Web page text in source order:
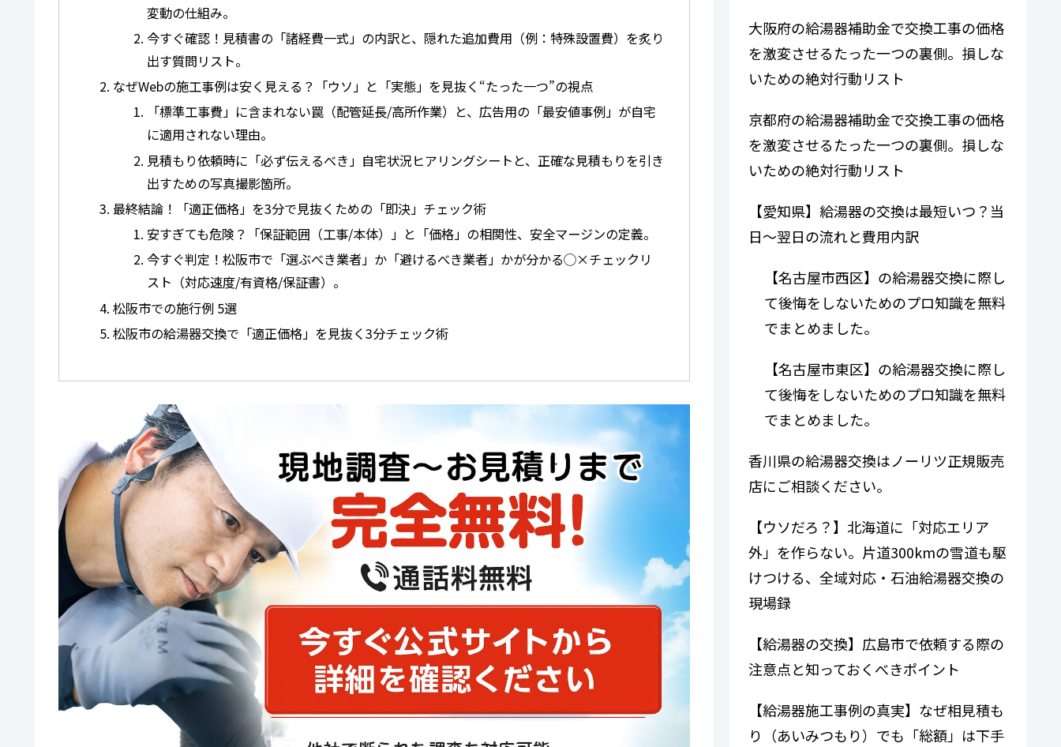
変動の仕組み。
今すぐ確認！見積書の「諸経費一式」の内訳と、隠れた追加費用（例：特殊設置費）を炙り
出す質問リスト。
なぜWebの施工事例は安く見える？「ウソ」と「実態」を見抜く“たった一つ”の視点
「標準工事費」に含まれない罠（配管延長/高所作業）と、広告用の「最安値事例」が自宅
に適用されない理由。
見積もり依頼時に「必ず伝えるべき」自宅状況ヒアリングシートと、正確な見積もりを引き
出すための写真撮影箇所。
最終結論！「適正価格」を3分で見抜くための「即決」チェック術
安すぎても危険？「保証範囲（工事/本体）」と「価格」の相関性、安全マージンの定義。
今すぐ判定！松阪市で「選ぶべき業者」か「避けるべき業者」かが分かる◯×チェックリ
スト（対応速度/有資格/保証書）。
松阪市での施行例 5選
松阪市の給湯器交換で「適正価格」を見抜く3分チェック術
大阪府の給湯器補助金で交換工事の価格
を激変させるたった一つの裏側。損しな
いための絶対行動リスト
京都府の給湯器補助金で交換工事の価格
を激変させるたった一つの裏側。損しな
いための絶対行動リスト
【愛知県】給湯器の交換は最短いつ？当
日〜翌日の流れと費用内訳
【名古屋市西区】の給湯器交換に際し
て後悔をしないためのプロ知識を無料
でまとめました。
【名古屋市東区】の給湯器交換に際し
て後悔をしないためのプロ知識を無料
でまとめました。
香川県の給湯器交換はノーリツ正規販売
店にご相談ください。
【ウソだろ？】北海道に「対応エリア
外」を作らない。片道300kmの雪道も駆
けつける、全域対応・石油給湯器交換の
現場録
【給湯器の交換】広島市で依頼する際の
注意点と知っておくべきポイント
【給湯器施工事例の真実】なぜ相見積も
り（あいみつもり）でも「総額」は下手